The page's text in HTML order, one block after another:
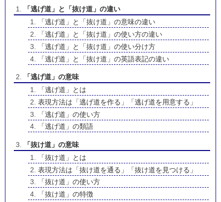
「逃げ道」と「抜け道」の違い
「逃げ道」と「抜け道」の意味の違い
「逃げ道」と「抜け道」の使い方の違い
「逃げ道」と「抜け道」の使い分け方
「逃げ道」と「抜け道」の英語表記の違い
「逃げ道」の意味
「逃げ道」とは
表現方法は「逃げ道を作る」「逃げ道を用意する」
「逃げ道」の使い方
「逃げ道」の類語
「抜け道」の意味
「抜け道」とは
表現方法は「抜け道を通る」「抜け道を見つける」
「抜け道」の使い方
「抜け道」の特徴